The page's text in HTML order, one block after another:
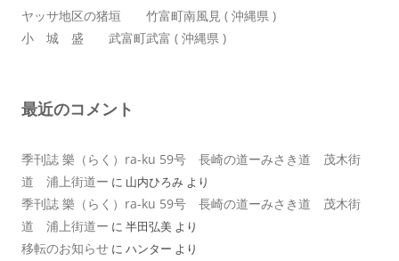
ヤッサ地区の猪垣 竹富町南風見 ( 沖縄県 )
小 城 盛 武富町武富 ( 沖縄県 )
最近のコメント
季刊誌 樂（らく）ra-ku 59号 長崎の道ーみさき道 茂木街
道 浦上街道ー に 山内ひろみ より
季刊誌 樂（らく）ra-ku 59号 長崎の道ーみさき道 茂木街
道 浦上街道ー に 半田弘美 より
移転のお知らせ に ハンター より